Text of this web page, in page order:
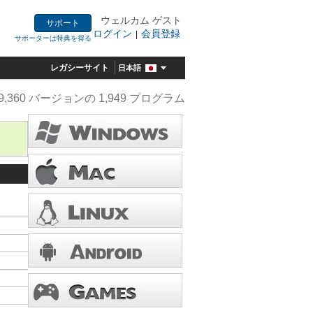
サポート
サポーターは特典を得る
ウェルカム ゲスト
ログイン | 会員登録
レガシーサイト 日本語
バージョンの 1,949 プログラム